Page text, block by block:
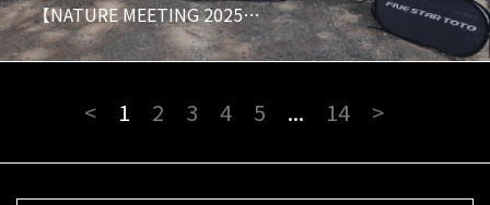
【NATURE MEETING 2025…
< 1 2 3 4 5 ... 14 >